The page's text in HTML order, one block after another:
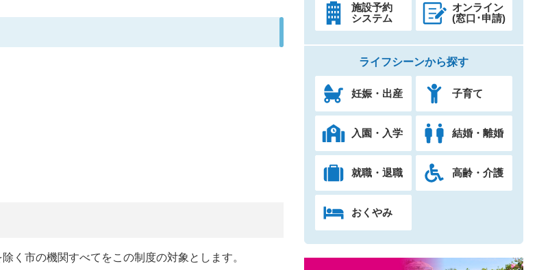
く市の機関すべてをこの制度の対象とします。
施設予約
システム
オンライン
(窓口･申請)
ライフシーンから探す
妊娠・出産 子育て
入園・入学 結婚・離婚
就職・退職 高齢・介護
おくやみ